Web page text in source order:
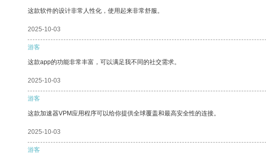
这款软件的设计非常人性化，使用起来非常舒服。
2025-10-03
游客
这款app的功能非常丰富，可以满足我不同的社交需求。
2025-10-03
游客
这款加速器VPM应用程序可以给你提供全球覆盖和最高安全性的连接。
2025-10-03
游客